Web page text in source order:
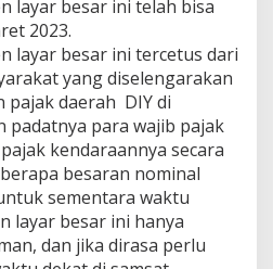
layar besar ini telah bisa
2023.
layar besar ini tercetus dari
yang diselengarakan
pajak daerah DIY di
padatnya para wajib pajak
kendaraannya secara
besaran nominal
sementara waktu
layar besar ini hanya
dan jika dirasa perlu